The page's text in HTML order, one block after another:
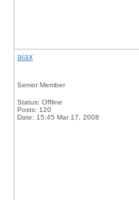
aiax
Senior Member
Status: Offline
Posts: 120
Date: 15:45 Mar 17, 2008